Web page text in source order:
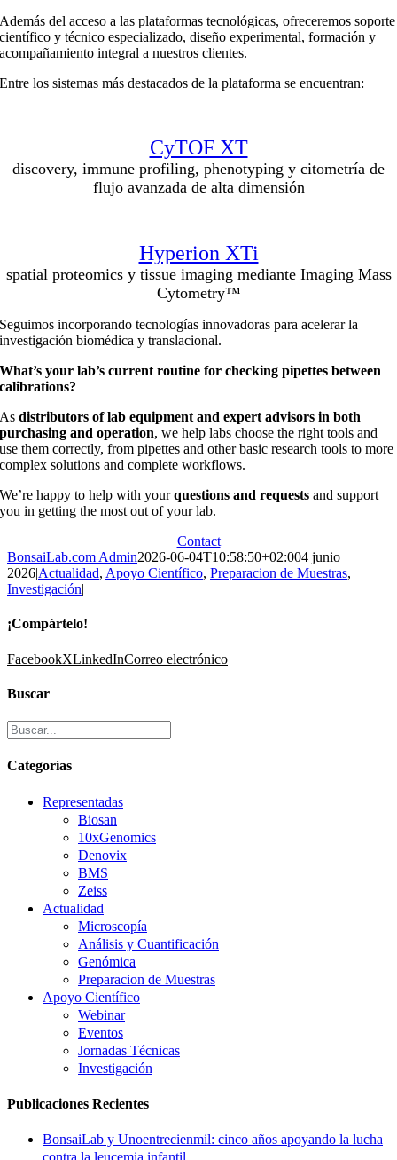
Además del acceso a las plataformas tecnológicas, ofreceremos soporte
científico y técnico especializado, diseño experimental, formación y
acompañamiento integral a nuestros clientes.
Entre los sistemas más destacados de la plataforma se encuentran:
CyTOF XT
discovery, immune profiling, phenotyping y citometría de
flujo avanzada de alta dimensión
Hyperion XTi
spatial proteomics y tissue imaging mediante Imaging Mass
Cytometry™
Seguimos incorporando tecnologías innovadoras para acelerar la
investigación biomédica y translacional.
What’s your lab’s current routine for checking pipettes between
calibrations?
Asdistributors of lab equipment and expert advisors in both
purchasing and operation, we help labs choose the right tools and
use them correctly, from pipettes and other basic research tools to more
complex solutions and complete workflows.
We’re happy to help with yourquestions and requests and support
you in getting the most out of your lab.
Contact
BonsaiLab.com Admin2026-06-04T10:58:50+02:004 junio
2026|Actualidad, Apoyo Científico, Preparacion de Muestras,
Investigación|
¡Compártelo!
FacebookXLinkedInCorreo electrónico
Buscar
Categorías
Representadas
Biosan
10xGenomics
Denovix
BMS
Zeiss
Actualidad
Microscopía
Análisis y Cuantificación
Genómica
Preparacion de Muestras
Apoyo Científico
Webinar
Eventos
Jornadas Técnicas
Investigación
Publicaciones Recientes
BonsaiLab y Unoentrecienmil: cinco años apoyando la lucha